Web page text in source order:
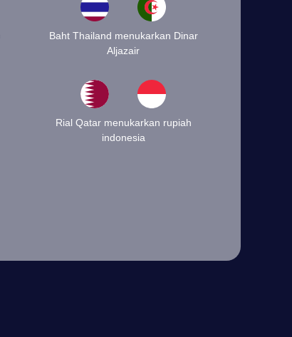
Baht Thailand menukarkan Dinar
Aljazair
Rial Qatar menukarkan rupiah
indonesia